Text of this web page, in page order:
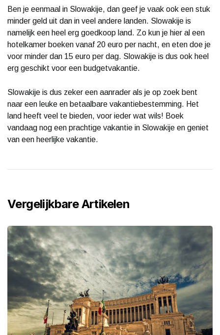
Ben je eenmaal in Slowakije, dan geef je vaak ook een stuk
minder geld uit dan in veel andere landen. Slowakije is
namelijk een heel erg goedkoop land. Zo kun je hier al een
hotelkamer boeken vanaf 20 euro per nacht, en eten doe je
voor minder dan 15 euro per dag. Slowakije is dus ook heel
erg geschikt voor een budgetvakantie.
Slowakije is dus zeker een aanrader als je op zoek bent
naar een leuke en betaalbare vakantiebestemming. Het
land heeft veel te bieden, voor ieder wat wils! Boek
vandaag nog een prachtige vakantie in Slowakije en geniet
van een heerlijke vakantie.
Vergelijkbare Artikelen